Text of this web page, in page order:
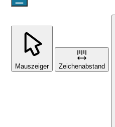
Mauszeiger Zeichenabstand